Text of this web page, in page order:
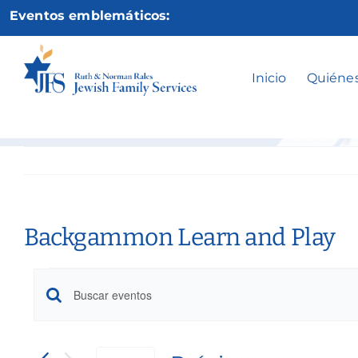
contenido
Eventos emblemáticos:
Inicio
Backgammon Learn and Play
Eventos
Búsqueda
y
Introduce